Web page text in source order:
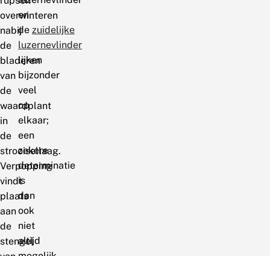
overwinteren
nabij
de
bladeren
van
de
waardplant
in
de
strooisellaag.
Verpopping
vindt
plaats
aan
de
stengel
en
de zuidelijke
luzernevlinder
lijken
bijzonder
veel
op
elkaar;
een
zekere
determinatie
is
dan
ook
niet
altijd